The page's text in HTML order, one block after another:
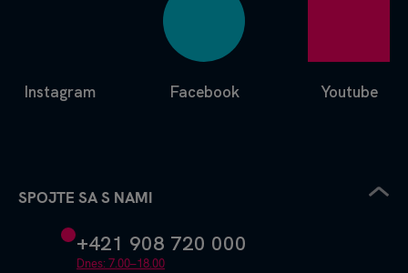
Facebook
Instagram Youtube
SPOJTE SA S NAMI
+421 908 720 000
Dnes: 7.00–18.00